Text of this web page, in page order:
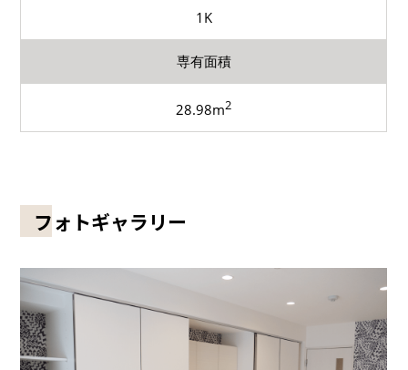
1K
専有面積
28.98m2
フォトギャラリー